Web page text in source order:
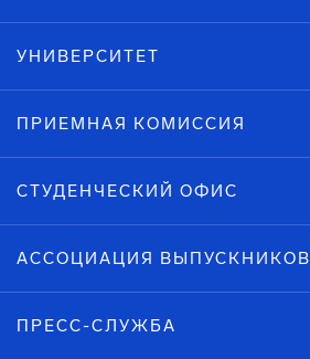
УНИВЕРСИТЕТ
ПРИЕМНАЯ КОМИССИЯ
СТУДЕНЧЕСКИЙ ОФИС
АССОЦИАЦИЯ ВЫПУСКНИКОВ
ПРЕСС-СЛУЖБА